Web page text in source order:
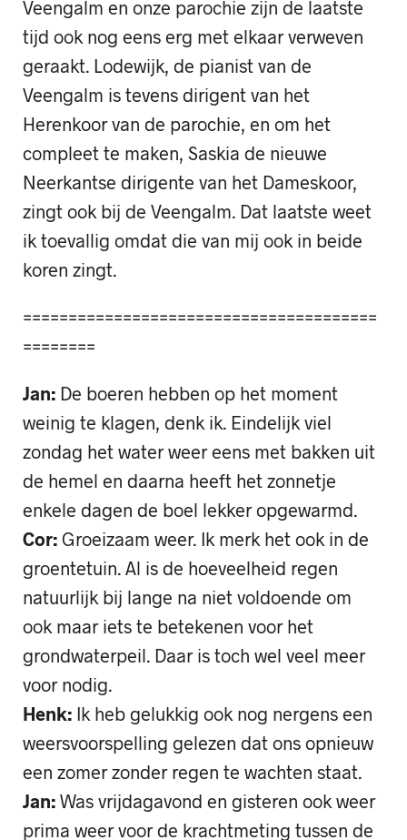
Veengalm en onze parochie zijn de laatste
tijd ook nog eens erg met elkaar verweven
geraakt. Lodewijk, de pianist van de
Veengalm is tevens dirigent van het
Herenkoor van de parochie, en om het
compleet te maken, Saskia de nieuwe
Neerkantse dirigente van het Dameskoor,
zingt ook bij de Veengalm. Dat laatste weet
ik toevallig omdat die van mij ook in beide
koren zingt.
=======================================
========
Jan: De boeren hebben op het moment
weinig te klagen, denk ik. Eindelijk viel
zondag het water weer eens met bakken uit
de hemel en daarna heeft het zonnetje
enkele dagen de boel lekker opgewarmd.
Cor: Groeizaam weer. Ik merk het ook in de
groentetuin. Al is de hoeveelheid regen
natuurlijk bij lange na niet voldoende om
ook maar iets te betekenen voor het
grondwaterpeil. Daar is toch wel veel meer
voor nodig.
Henk: Ik heb gelukkig ook nog nergens een
weersvoorspelling gelezen dat ons opnieuw
een zomer zonder regen te wachten staat.
Jan: Was vrijdagavond en gisteren ook weer
prima weer voor de krachtmeting tussen de